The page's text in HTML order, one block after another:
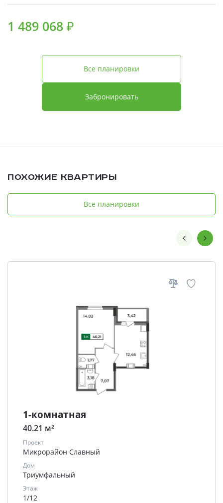
1 489 068 ₽
Забронировать
Все планировки
Похожие квартиры
Все планировки
1-комнатная
40.21 м²
Проект
Микрорайон Славный
Дом
Триумфальный
Этаж
1/12